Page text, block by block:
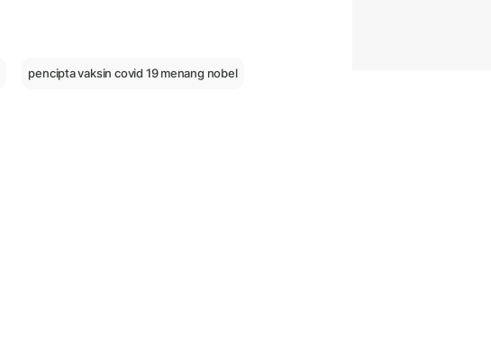
pencipta vaksin covid 19 menang nobel